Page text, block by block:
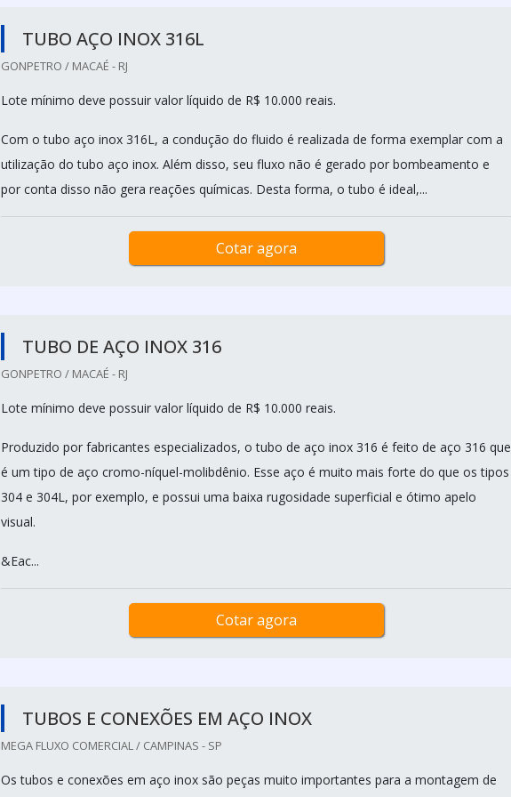
TUBO AÇO INOX 316L
GONPETRO / MACAÉ - RJ
Lote mínimo deve possuir valor líquido de R$ 10.000 reais.
Com o tubo aço inox 316L, a condução do fluido é realizada de forma exemplar com a
utilização do tubo aço inox. Além disso, seu fluxo não é gerado por bombeamento e
por conta disso não gera reações químicas. Desta forma, o tubo é ideal,...
Cotar agora
TUBO DE AÇO INOX 316
GONPETRO / MACAÉ - RJ
Lote mínimo deve possuir valor líquido de R$ 10.000 reais.
Produzido por fabricantes especializados, o tubo de aço inox 316 é feito de aço 316 que
é um tipo de aço cromo-níquel-molibdênio. Esse aço é muito mais forte do que os tipos
304 e 304L, por exemplo, e possui uma baixa rugosidade superficial e ótimo apelo
visual.
&Eac...
Cotar agora
TUBOS E CONEXÕES EM AÇO INOX
MEGA FLUXO COMERCIAL / CAMPINAS - SP
Os tubos e conexões em aço inox são peças muito importantes para a montagem de